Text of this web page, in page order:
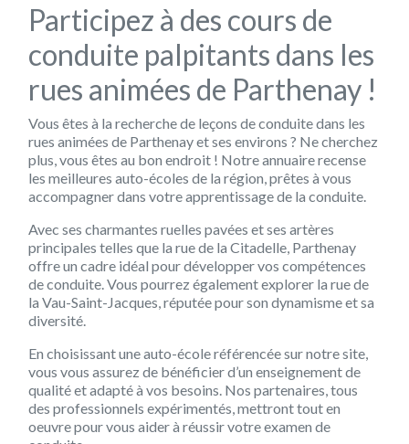
Participez à des cours de
conduite palpitants dans les
rues animées de Parthenay !
Vous êtes à la recherche de leçons de conduite dans les
rues animées de Parthenay et ses environs ? Ne cherchez
plus, vous êtes au bon endroit ! Notre annuaire recense
les meilleures auto-écoles de la région, prêtes à vous
accompagner dans votre apprentissage de la conduite.
Avec ses charmantes ruelles pavées et ses artères
principales telles que la rue de la Citadelle, Parthenay
offre un cadre idéal pour développer vos compétences
de conduite. Vous pourrez également explorer la rue de
la Vau-Saint-Jacques, réputée pour son dynamisme et sa
diversité.
En choisissant une auto-école référencée sur notre site,
vous vous assurez de bénéficier d’un enseignement de
qualité et adapté à vos besoins. Nos partenaires, tous
des professionnels expérimentés, mettront tout en
oeuvre pour vous aider à réussir votre examen de